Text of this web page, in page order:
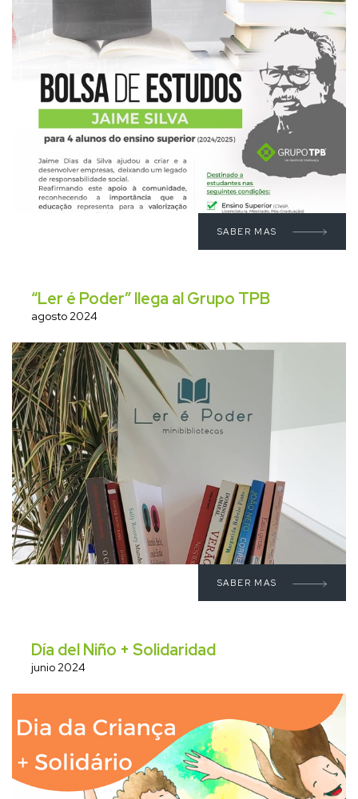
SABER MAS
“Ler é Poder” llega al Grupo TPB
agosto 2024
SABER MAS
Día del Niño + Solidaridad
junio 2024